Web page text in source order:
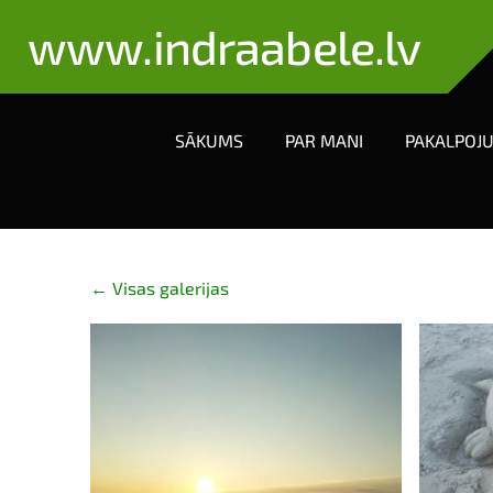
www.indraabele.lv
SĀKUMS PAR MANI
Visas galerijas